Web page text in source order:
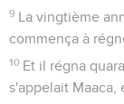
9 La vingtième
commença à
10 Et il régna
s'appelait Maaca,